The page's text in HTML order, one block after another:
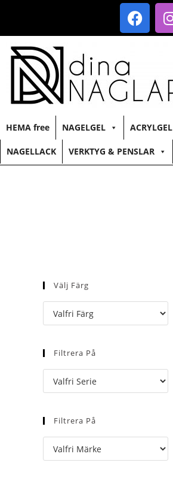
HEMA free NAGELGEL ACRYLGEL
NAGELLACK VERKTYG & PENSLAR
Välj Färg
Filtrera På
Filtrera På